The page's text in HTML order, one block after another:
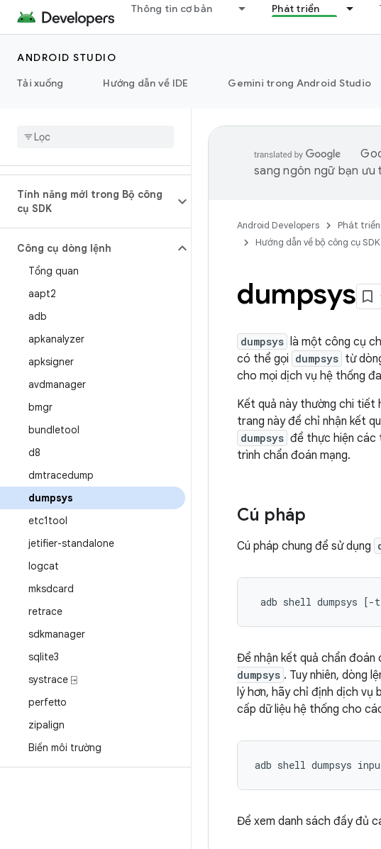
Thông tin cơ bản Phát triển
ANDROID STUDIO
Tải xuống
Hướng dẫn về IDE Gemini trong Android Studio
Tính năng mới trong Bộ công
cụ SDK
Công cụ dòng lệnh
Tổng quan
aapt2
adb
apkanalyzer
apksigner
avdmanager
bmgr
bundletool
d8
dmtracedump
dumpsys
etc1tool
jetifier-standalone
logcat
mksdcard
retrace
sdkmanager
sqlite3
systrace ⍈
perfetto
zipalign
Biến môi trường
sang ngôn ngữ bạn ưu
Android Developers Phát triển
Hướng dẫn về bộ công cụ SDK
dumpsys
dumpsys là một công cụ
có thể gọi dumpsys từ
cho mọi dịch vụ hệ thống
Kết quả này thường chi tiết
trang này để chỉ nhận kết
dumpsys để thực hiện các
trình chẩn đoán mạng.
Cú pháp
Cú pháp chung để sử dụng
adb shell dumpsys [-t
Để nhận kết quả chẩn
dumpsys . Tuy nhiên, dòng
lý hơn, hãy chỉ định dịch vụ
cấp dữ liệu hệ thống cho
Để xem danh sách đầy đủ